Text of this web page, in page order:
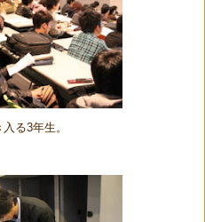
る3年生。